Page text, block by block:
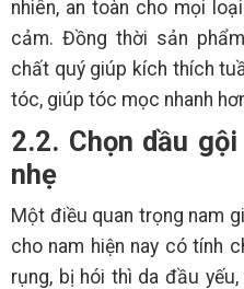
nhiên, an toàn cho mọi
cảm. Đồng thời sản
chất quý giúp kích thích
tóc, giúp tóc mọc nhanh
2.2. Chọn dầu
nhẹ
Một điều quan trọng nam
cho nam hiện nay có tính
rụng, bị hói thì da đầu